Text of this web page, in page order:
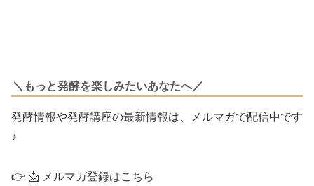
＼もっと発酵を楽しみたいあなたへ／
発酵情報や発酵講座の最新情報は、メルマガで配信中です
♪
👉 📩 メルマガ登録はこちら